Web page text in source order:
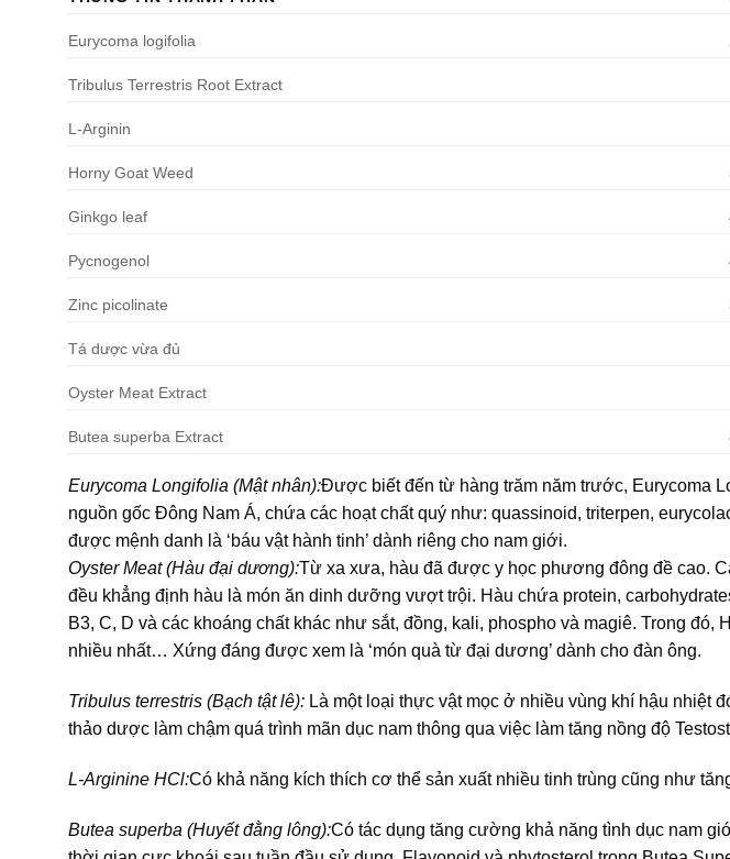
Eurycoma logifolia
Tribulus Terrestris Root Extract
L-Arginin
Horny Goat Weed
Ginkgo leaf
Pycnogenol
Zinc picolinate
Tá dược vừa đủ
Oyster Meat Extract
Butea superba Extract
Eurycoma Longifolia (Mật nhân):Được biết đến từ hàng trăm năm trước, Eurycoma
nguồn gốc Đông Nam Á, chứa các hoạt chất quý như: quassinoid, triterpen,
được mệnh danh là ‘báu vật hành tinh’ dành riêng cho nam giới.
Oyster Meat (Hàu đại dương):Từ xa xưa, hàu đã được y học phương đông đề cao.
đều khẳng định hàu là món ăn dinh dưỡng vượt trội. Hàu chứa protein,
B3, C, D và các khoáng chất khác như sắt, đồng, kali, phospho và magiê. Trong
nhiều nhất… Xứng đáng được xem là ‘món quà từ đại dương’ dành cho đàn ông.
Tribulus terrestris (Bạch tật lê): Là một loại thực vật mọc ở nhiều vùng khí hậu nhiệt
thảo dược làm chậm quá trình mãn dục nam thông qua việc làm tăng nồng độ
L-Arginine HCl:Có khả năng kích thích cơ thể sản xuất nhiều tinh trùng cũng như
Butea superba (Huyết đằng lông):Có tác dụng tăng cường khả năng tình dục nam